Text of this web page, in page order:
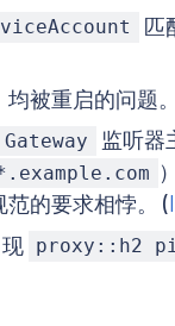
匹
被重启的问题
Gateway 监听器
范的要求相悖。 (
proxy::h2